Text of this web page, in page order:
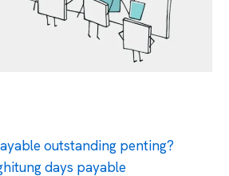
outstanding penting?
days payable